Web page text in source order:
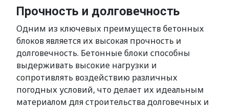
Прочность и долговечность
Одним из ключевых преимуществ бетонных
блоков является их высокая прочность и
долговечность. Бетонные блоки способны
выдерживать высокие нагрузки и
сопротивлять воздействию различных
погодных условий, что делает их идеальным
материалом для строительства долговечных и